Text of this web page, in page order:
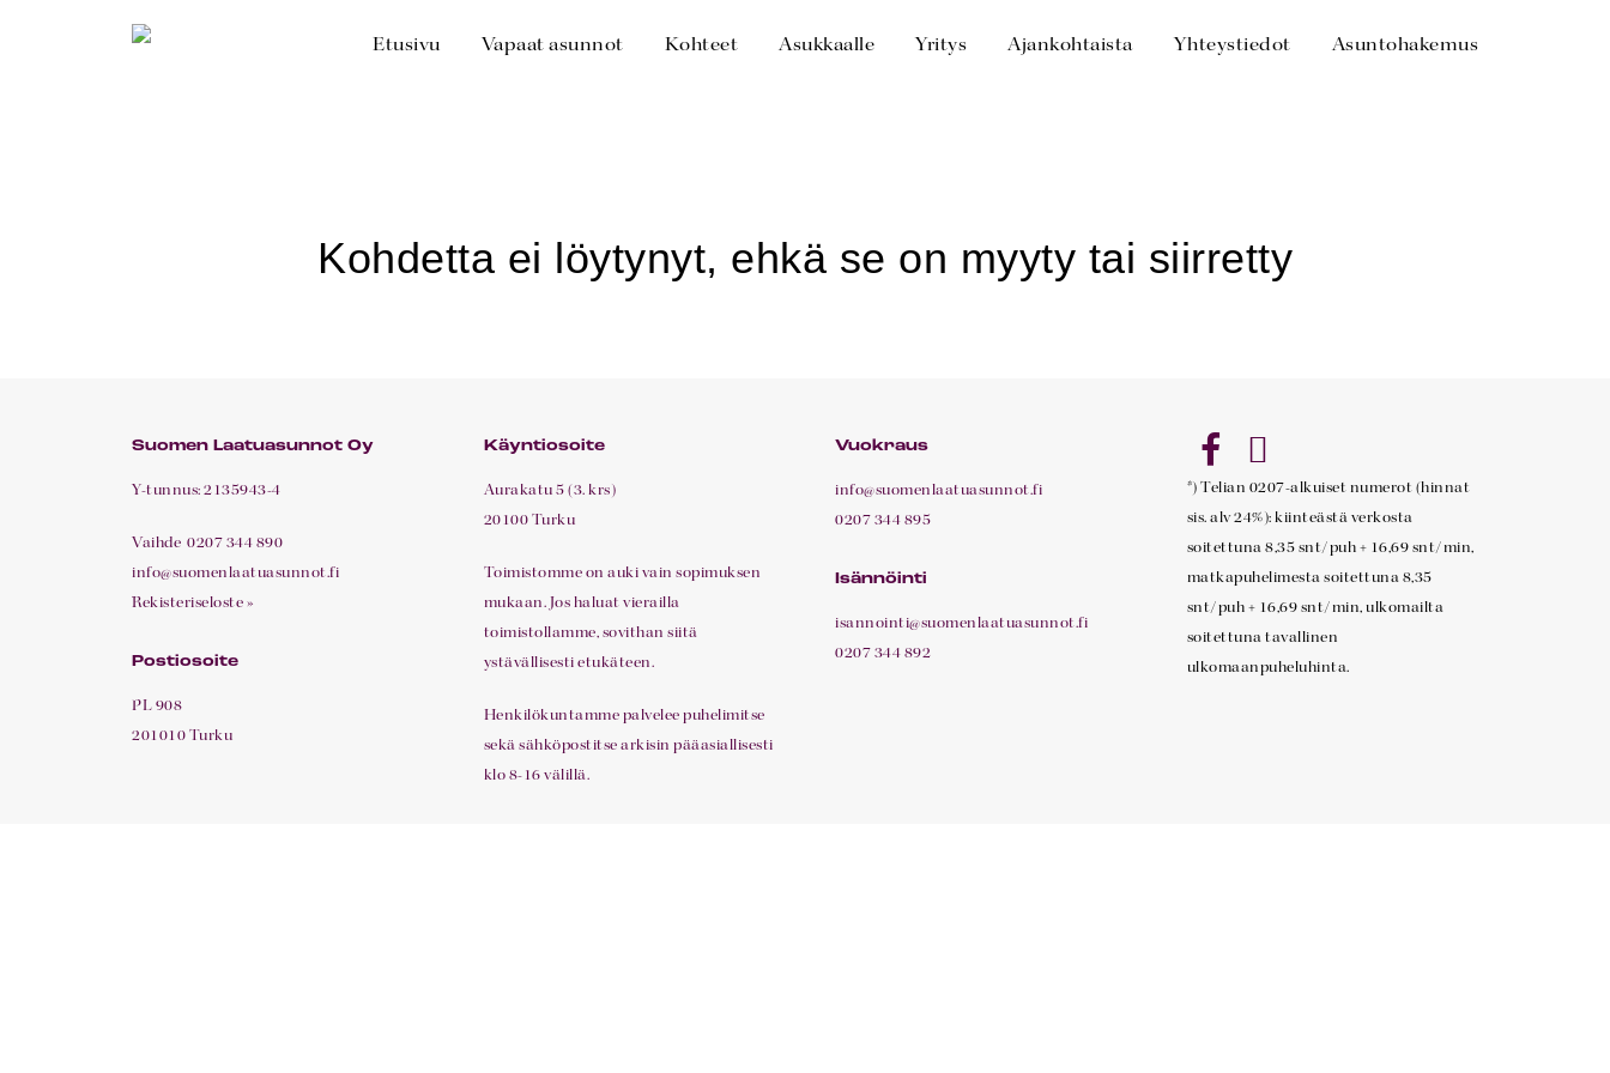
Etusivu Vapaat asunnot Kohteet Asukkaalle Yritys Ajankohtaista Yhteystiedot Asuntohakemus
Suomen Laatuasunnot Oy
Y-tunnus: 2135943-4
Vaihde 0207 344 890
info@suomenlaatuasunnot.fi
Rekisteriseloste »
Postiosoite
PL 908
201010 Turku
Käyntiosoite
Aurakatu 5 (3. krs)
20100 Turku
Toimistomme on auki vain sopimuksen
mukaan. Jos haluat vierailla
toimistollamme, sovithan siitä
ystävällisesti etukäteen.
Henkilökuntamme palvelee puhelimitse
sekä sähköpostitse arkisin pääasiallisesti
klo 8-16 välillä.
Vuokraus
info@suomenlaatuasunnot.fi
0207 344 895
Isännöinti
isannointi@suomenlaatuasunnot.fi
0207 344 892
*) Telian 0207-alkuiset numerot (hinnat
sis. alv 24%): kiinteästä verkosta
soitettuna 8,35 snt/puh + 16,69 snt/min,
matkapuhelimesta soitettuna 8,35
snt/puh + 16,69 snt/min, ulkomailta
soitettuna tavallinen
ulkomaanpuheluhinta.